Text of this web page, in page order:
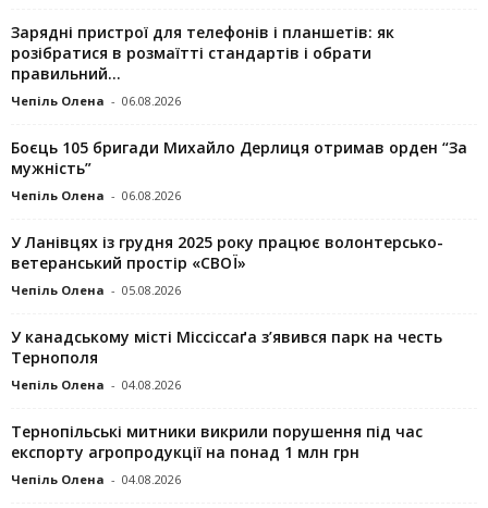
Зарядні пристрої для телефонів і планшетів: як
розібратися в розмаїтті стандартів і обрати
правильний...
Чепіль Олена - 06.08.2026
Боєць 105 бригади Михайло Дерлиця отримав орден “За
мужність”
Чепіль Олена - 06.08.2026
У Ланівцях із грудня 2025 року працює волонтерсько-
ветеранський простір «СВОЇ»
Чепіль Олена - 05.08.2026
У канадському місті Міссіссаґа з’явився парк на честь
Тернополя
Чепіль Олена - 04.08.2026
Тернопільські митники викрили порушення під час
експорту агропродукції на понад 1 млн грн
Чепіль Олена - 04.08.2026